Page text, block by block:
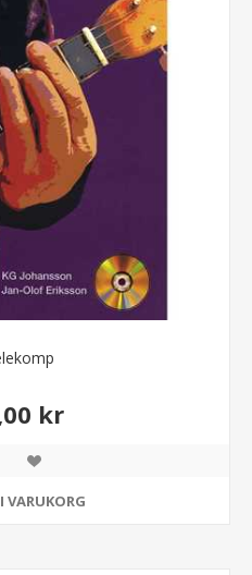
kr
VARUKORG